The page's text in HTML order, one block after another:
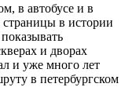
в автобусе и в
в истории
и дворах
и уже много лет
в петербургском